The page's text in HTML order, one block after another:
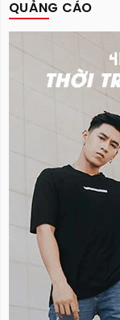
QUẢNG CÁO